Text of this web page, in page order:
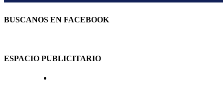
BUSCANOS EN FACEBOOK
ESPACIO PUBLICITARIO